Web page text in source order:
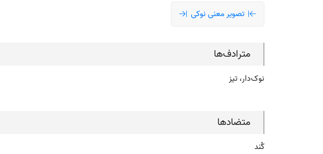
تصویر معنی نوکی
مترادف‌ها
نوک‌دار، تیز
متضادها
کُند